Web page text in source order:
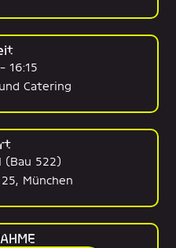
16:15
Catering
(Bau 522)
München